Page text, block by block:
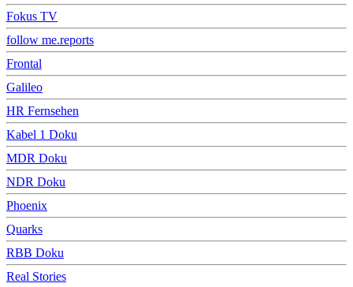
Fokus TV
follow me.reports
Frontal
Galileo
HR Fernsehen
Kabel 1 Doku
MDR Doku
NDR Doku
Phoenix
Quarks
RBB Doku
Real Stories